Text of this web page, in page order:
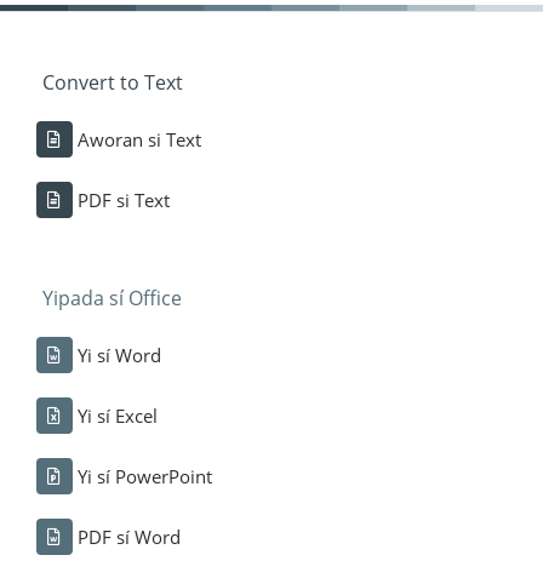
Convert to Text
Aworan si Text
PDF si Text
Yipada sí Office
Yi sí Word
Yi sí Excel
Yi sí PowerPoint
PDF sí Word